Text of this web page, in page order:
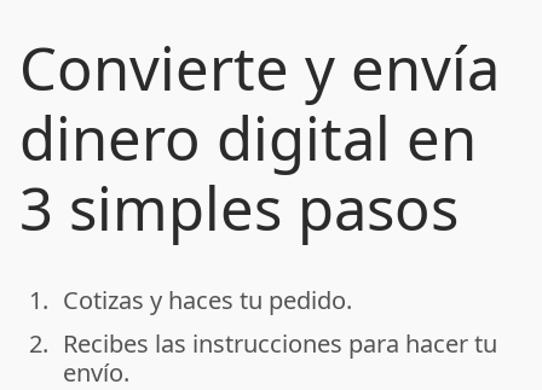
Convierte y envía
dinero digital en
3 simples pasos
done
1. Cotizas y haces tu pedido.
done
2. Recibes las instrucciones para hacer tu
envío.